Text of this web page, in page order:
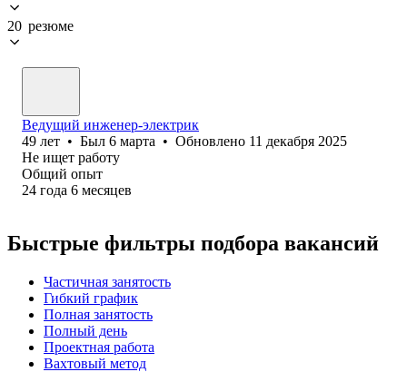
20 резюме
Ведущий инженер-электрик
49 лет • Был 6 марта • Обновлено 11 декабря 2025
Не ищет работу
Общий опыт
24 года 6 месяцев
Быстрые фильтры подбора вакансий
Частичная занятость
Гибкий график
Полная занятость
Полный день
Проектная работа
Вахтовый метод